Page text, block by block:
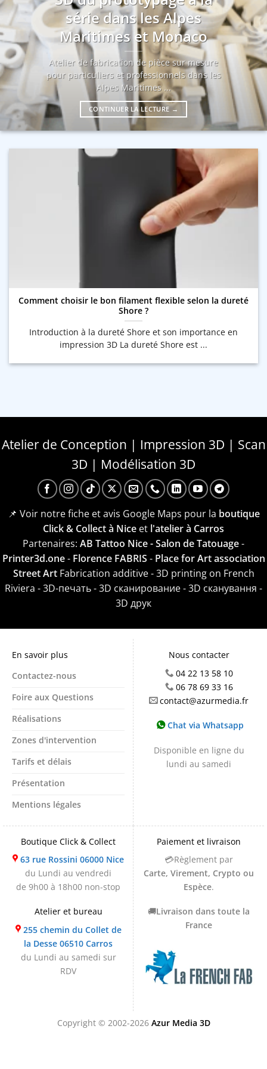
série dans les Alpes
Maritimes et Monaco
Atelier de fabrication de pièce sur mesure
pour particuliers et professionnels dans les
Alpes Maritimes ...
CONTINUER LA LECTURE →
Comment choisir le bon filament flexible selon la dureté
Shore ?
Introduction à la dureté Shore et son importance en
impression 3D La dureté Shore est ...
Atelier de Conception | Impression 3D | Scan
3D | Modélisation 3D
📌 Voir notre fiche et avis Google Maps pour la boutique
Click & Collect à Nice et l'atelier à Carros
Partenaires: AB Tattoo Nice - Salon de Tatouage-
Printer3d.one- Florence FABRIS - Place for Art association
Street ArtFabrication additive - 3D printing on French
Riviera - 3D-печать - 3D сканирование - 3D сканування -
3D друк
En savoir plus
Contactez-nous
Foire aux Questions
Réalisations
Zones d'intervention
Tarifs et délais
Présentation
Mentions légales
Nous contacter
04 22 13 58 10
06 78 69 33 16
contact@azurmedia.fr
Chat via Whatsapp
Disponible en ligne du
lundi au samedi
Boutique Click & Collect
63 rue Rossini 06000 Nice
du Lundi au vendredi
de 9h00 à 18h00 non-stop
Atelier et bureau
255 chemin du Collet de
la Desse 06510 Carros
du Lundi au samedi sur
RDV
Paiement et livraison
💳Règlement par
Carte, Virement, Crypto ou
Espèce.
🚚Livraison dans toute la
France
Copyright © 2002-2026 Azur Media 3D